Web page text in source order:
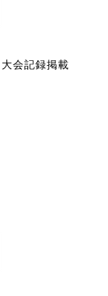
会記録掲載